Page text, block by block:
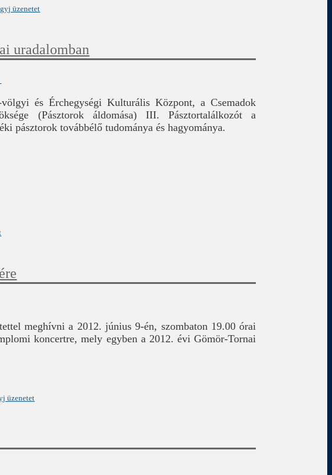
üzenetet
uradalomban
és Érchegységi Kulturális Központ, a Csemadok
(Pásztorok áldomása) III. Pásztortalálkozót a
pásztorok továbbélő tudománya és hagyománya.
meghívni a 2012. június 9-én, szombaton 19.00 órai
koncertre, mely egyben a 2012. évi Gömör-Tornai
üzenetet